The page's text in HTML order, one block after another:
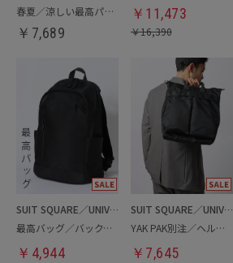
春夏／涼しい最高パンツ
￥ 7,689
￥ 11,473
￥16,390
SUIT SQUARE／UNIVERSAL LANGUAGE
最高バッグ／バックパック
￥ 4,944
SUIT SQUARE／UNIVERSAL LANGUAGE
YAK PAK別注／ヘルメットバッグ
￥ 7,645